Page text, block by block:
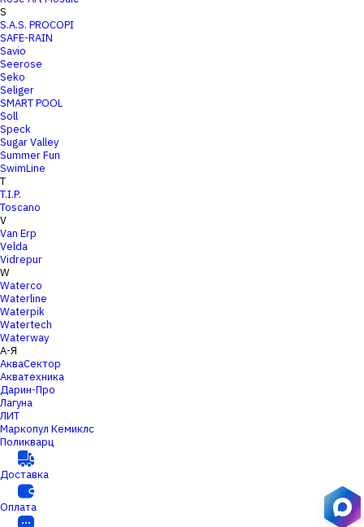
S
S.A.S. PROCOPI
SAFE-RAIN
Savio
Seerose
Seko
Seliger
SMART POOL
Soll
Speck
Sugar Valley
Summer Fun
SwimLine
T
T.I.P.
Toscano
V
Van Erp
Velda
Vidrepur
W
Waterco
Waterline
Waterpik
Watertech
Waterway
А-Я
АкваСектор
Акватехника
Дарин-Про
Лагуна
ЛИТ
Маркопул Кемиклс
Поликварц
Доставка
Оплата